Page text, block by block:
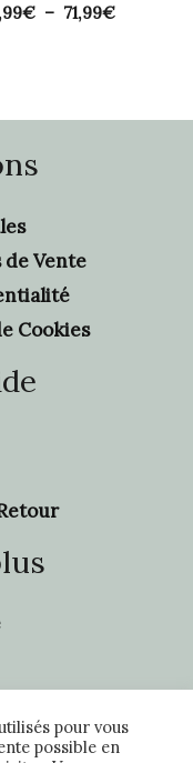
€ – 71,99€
Vente
Cookies
pour vous
possible en